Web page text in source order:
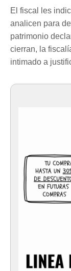
El fiscal les
analicen para
patrimonio
cierran, la
intimado a